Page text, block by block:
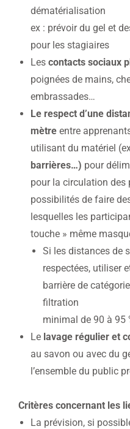
dématérialisation
ex : prévoir du gel et
pour les stagiaires
Les contacts sociaux
poignées de mains,
embrassades…
Le respect d’une
mètre entre
utilisant du matériel
barrières…) pour
pour la circulation des
possibilités de faire
lesquelles les
touche » même
Si les distances de
respectées, utiliser
barrière de
filtration
minimal de 90 à 95
Le lavage régulier et
au savon ou avec du
l’ensemble du public
Critères concernant les
La prévision, si